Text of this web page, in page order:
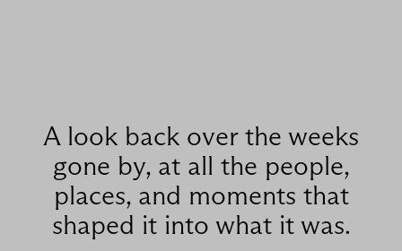
A look back over the weeks
gone by, at all the people,
places, and moments that
shaped it into what it was.